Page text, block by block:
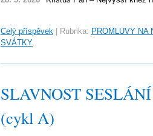
Celý příspěvek Rubrika: PROMLUVY NA
SVÁTKY
SLAVNOST
(cykl A)